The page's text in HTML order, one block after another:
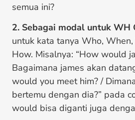
semua ini?
2. Sebagai modal untuk WH
untuk kata tanya Who,
How. Misalnya: “How would
Bagaimana james akan
would you meet him? /
bertemu dengan dia?” pada
would bisa diganti juga